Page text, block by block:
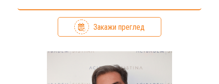
Закажи преглед